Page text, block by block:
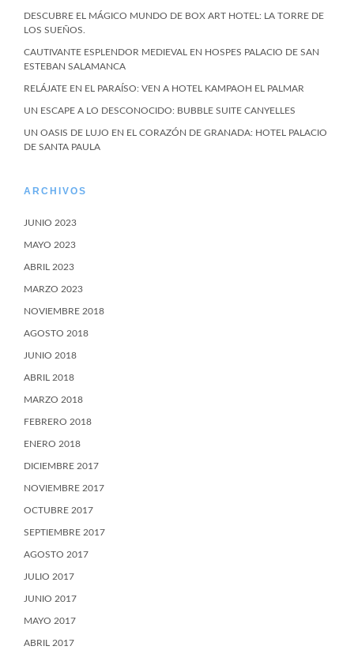
DESCUBRE EL MÁGICO MUNDO DE BOX ART HOTEL: LA TORRE DE
LOS SUEÑOS.
CAUTIVANTE ESPLENDOR MEDIEVAL EN HOSPES PALACIO DE SAN
ESTEBAN SALAMANCA
RELÁJATE EN EL PARAÍSO: VEN A HOTEL KAMPAOH EL PALMAR
UN ESCAPE A LO DESCONOCIDO: BUBBLE SUITE CANYELLES
UN OASIS DE LUJO EN EL CORAZÓN DE GRANADA: HOTEL PALACIO
DE SANTA PAULA
ARCHIVOS
JUNIO 2023
MAYO 2023
ABRIL 2023
MARZO 2023
NOVIEMBRE 2018
AGOSTO 2018
JUNIO 2018
ABRIL 2018
MARZO 2018
FEBRERO 2018
ENERO 2018
DICIEMBRE 2017
NOVIEMBRE 2017
OCTUBRE 2017
SEPTIEMBRE 2017
AGOSTO 2017
JULIO 2017
JUNIO 2017
MAYO 2017
ABRIL 2017